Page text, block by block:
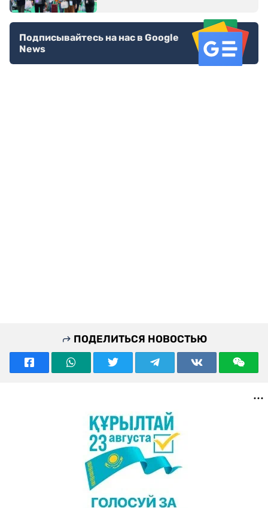
Подписывайтесь на нас в Google
News
ПОДЕЛИТЬСЯ НОВОСТЬЮ